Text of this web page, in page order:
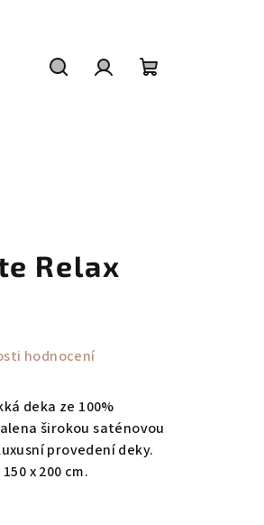
Relax
hodnocení
deka ze 100%
širokou saténovou
provedení deky.
x 200 cm.